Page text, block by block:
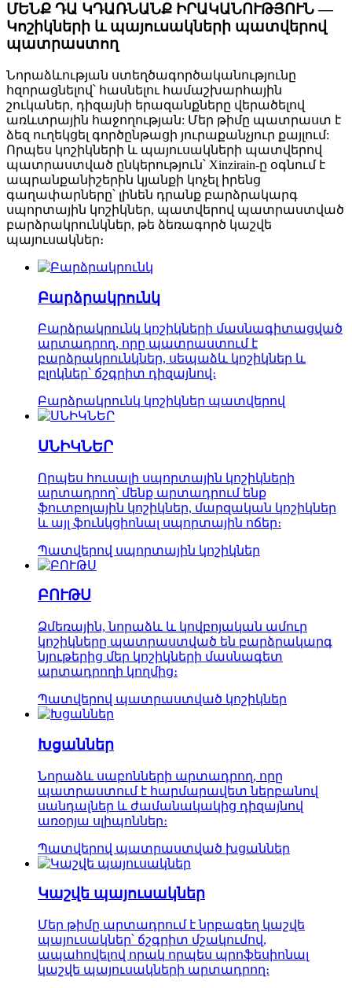
ՄԵՆՔ ԴԱ ԿԴԱՌՆԱՆՔ ԻՐԱԿԱՆՈՒԹՅՈՒՆ —
Կոշիկների և պայուսակների պատվերով
պատրաստող
Նորաձևության ստեղծագործականությունը
հզորացնելով՝ հասնելու համաշխարհային
շուկաներ, դիզայնի երազանքները վերածելով
առևտրային հաջողության: Մեր թիմը պատրաստ է
ձեզ ուղեկցել գործընթացի յուրաքանչյուր քայլում:
Որպես կոշիկների և պայուսակների պատվերով
պատրաստված ընկերություն՝ Xinzirain-ը օգնում է
ապրանքանիշերին կյանքի կոչել իրենց
գաղափարները՝ լինեն դրանք բարձրակարգ
սպորտային կոշիկներ, պատվերով պատրաստված
բարձրակրունկներ, թե ձեռագործ կաշվե
պայուսակներ։
Բարձրակրունկ
Բարձրակրունկ կոշիկների մասնագիտացված
արտադրող, որը պատրաստում է
բարձրակրունկներ, սեպաձև կոշիկներ և
բլոկներ՝ ճշգրիտ դիզայնով։
Բարձրակրունկ կոշիկներ պատվերով
ՍՆԻԿՆԵՐ
Որպես հուսալի սպորտային կոշիկների
արտադրող՝ մենք արտադրում ենք
ֆուտբոլային կոշիկներ, մարզական կոշիկներ
և այլ ֆունկցիոնալ սպորտային ոճեր։
Պատվերով սպորտային կոշիկներ
ԲՈՒԹՍ
Ձմեռային, նորաձև և կովբոյական ամուր
կոշիկները պատրաստված են բարձրակարգ
նյութերից մեր կոշիկների մասնագետ
արտադրողի կողմից։
Պատվերով պատրաստված կոշիկներ
Խցաններ
Նորաձև սաբոնների արտադրող, որը
պատրաստում է հարմարավետ ներբանով
սանդալներ և ժամանակակից դիզայնով
առօրյա սլիպոններ։
Պատվերով պատրաստված խցաններ
Կաշվե պայուսակներ
Մեր թիմը արտադրում է նրբագեղ կաշվե
պայուսակներ՝ ճշգրիտ մշակումով,
ապահովելով որակ որպես պրոֆեսիոնալ
կաշվե պայուսակների արտադրող։